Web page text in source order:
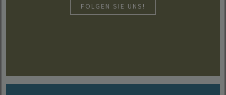
FOLGEN SIE UNS!